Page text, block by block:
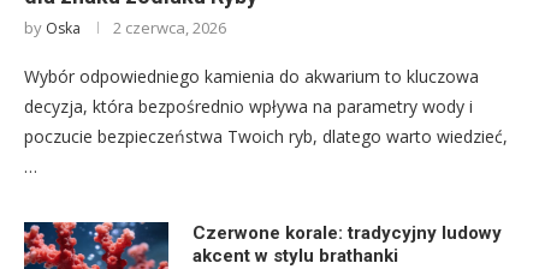
by Oska 2 czerwca, 2026
Wybór odpowiedniego kamienia do akwarium to kluczowa
decyzja, która bezpośrednio wpływa na parametry wody i
poczucie bezpieczeństwa Twoich ryb, dlatego warto wiedzieć,
…
Czerwone korale: tradycyjny ludowy
akcent w stylu brathanki